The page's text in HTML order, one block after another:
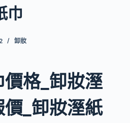
巾
卸妝
格_卸妝溼
_卸妝溼紙